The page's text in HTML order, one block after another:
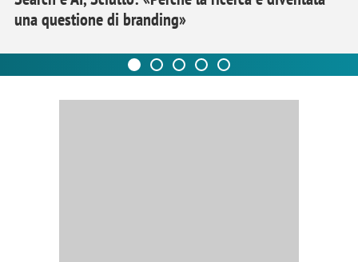
una questione di branding»